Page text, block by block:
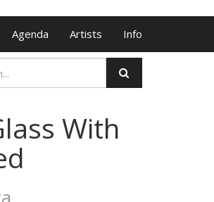
Agenda Artists Info
With